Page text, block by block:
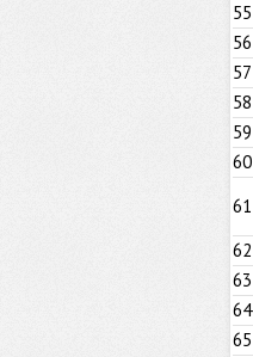
55
56
57
58
59
60
61
62
63
64
65